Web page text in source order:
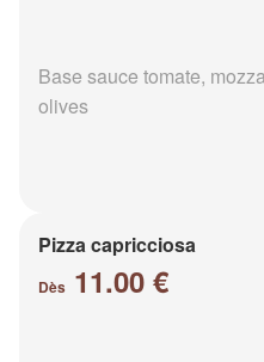
Base sauce tomate,
olives
Pizza capricciosa
Dès 11.00 €